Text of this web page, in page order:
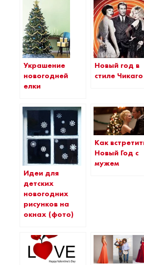
Украшение
новогодней
елки
Новый год в
стиле Чикаго
Идеи для
детских
новогодних
рисунков на
окнах (фото)
Как
Новый Год с
мужем